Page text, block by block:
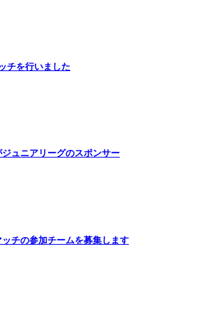
チを行いました
ジュニアリーグのスポンサー
チの参加チームを募集します